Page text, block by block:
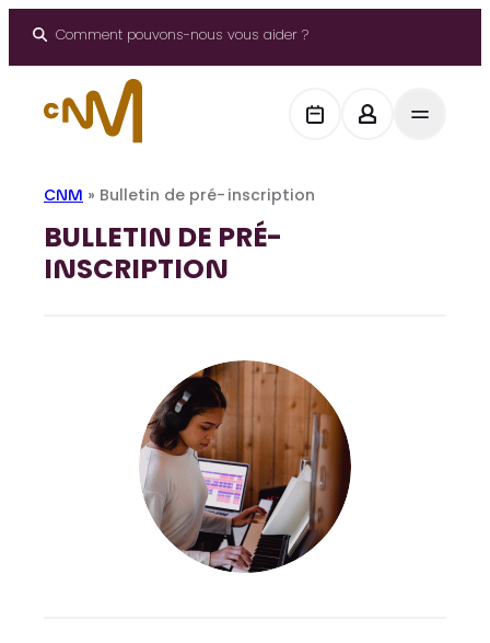
Panneau de gestion des cookies
Comment pouvons-nous vous aider ?
CNM » Bulletin de pré-inscription
BULLETIN DE PRÉ-
INSCRIPTION